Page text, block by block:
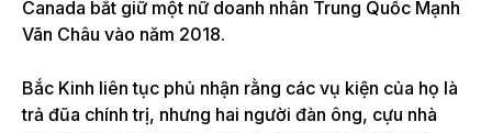
Canada bắt giữ một nữ doanh nhân Trung Quốc Mạnh
Vãn Châu vào năm 2018.
Bắc Kinh liên tục phủ nhận rằng các vụ kiện của họ là
trả đũa chính trị, nhưng hai người đàn ông, cựu nhà